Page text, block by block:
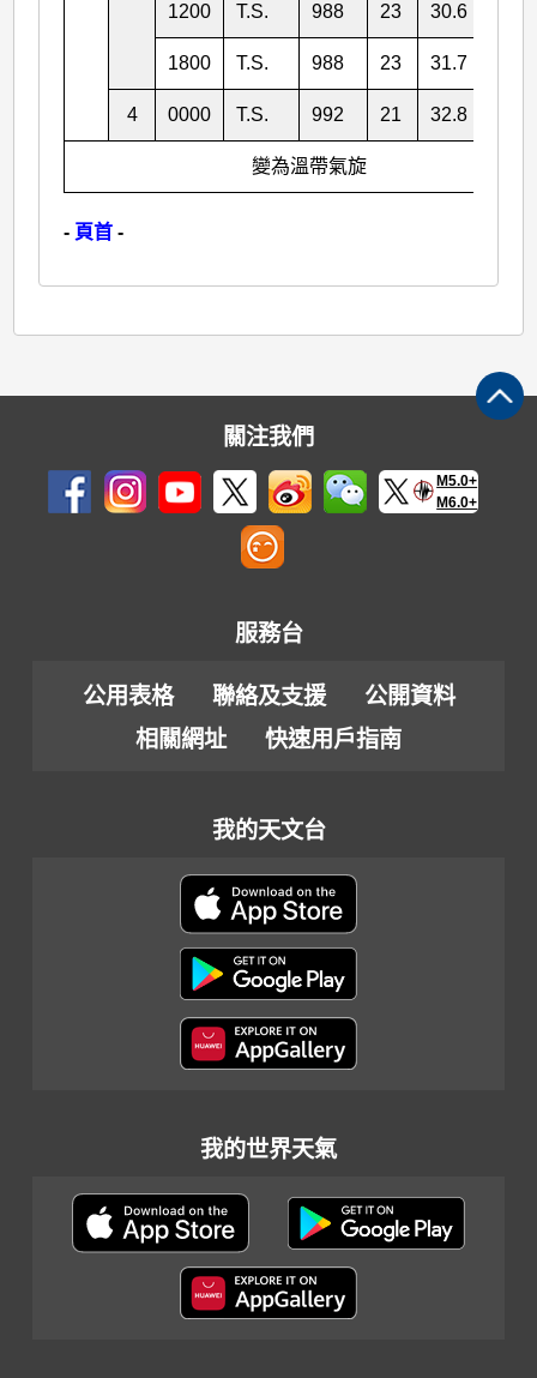
1200 T.S. 988 23 30.6
1800 T.S. 988 23 31.7
4 0000 T.S. 992 21 32.8
變為溫帶氣旋
- 頁首 -
關注我們
M5.0+
M6.0+
服務台
公用表格 聯絡及支援
公開資料
相關網址
快速用戶指南
我的天文台
我的世界天氣